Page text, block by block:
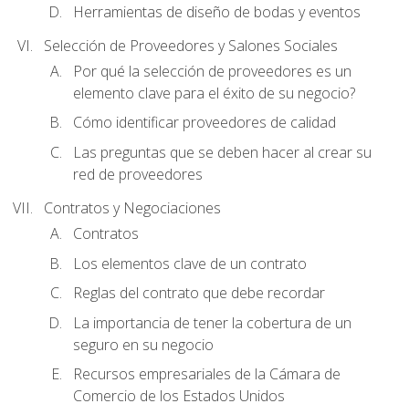
Herramientas de diseño de bodas y eventos
Selección de Proveedores y Salones Sociales
Por qué la selección de proveedores es un
elemento clave para el éxito de su negocio?
Cómo identificar proveedores de calidad
Las preguntas que se deben hacer al crear su
red de proveedores
Contratos y Negociaciones
Contratos
Los elementos clave de un contrato
Reglas del contrato que debe recordar
La importancia de tener la cobertura de un
seguro en su negocio
Recursos empresariales de la Cámara de
Comercio de los Estados Unidos